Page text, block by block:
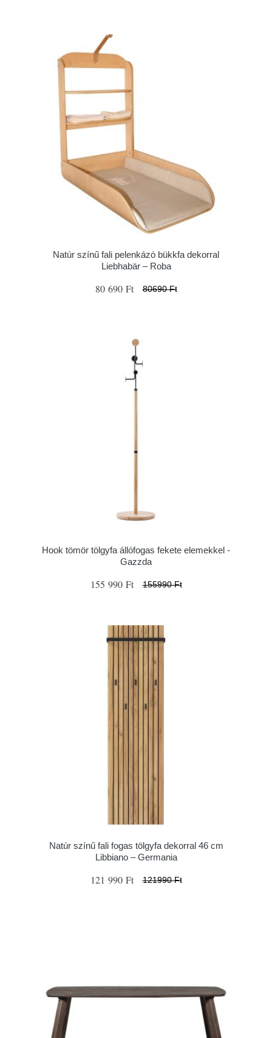
Natúr színű fali pelenkázó bükkfa dekorral
Liebhabär – Roba
80 690 Ft 80690 Ft
Hook tömör tölgyfa állófogas fekete elemekkel -
Gazzda
155 990 Ft 155990 Ft
Natúr színű fali fogas tölgyfa dekorral 46 cm
Libbiano – Germania
121 990 Ft 121990 Ft